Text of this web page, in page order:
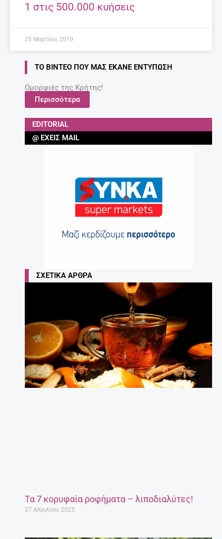
1 στις 500.000 κυήσεις
25 Μαρτίου, 2019
ΤΟ ΒΊΝΤΕΟ ΠΟΥ ΜΑΣ ΈΚΑΝΕ ΕΝΤΎΠΩΣΗ
Ομορφιές της Κρήτης!
Περισσότερα
EDITORIAL
@ ΈΧΕΙΣ MAIL
ΣΧΕΤΙΚΆ ΆΡΘΡΑ
Τα 7 κορυφαία ροφήματα – λιποδιαλύτες!
27 Απριλίου, 2025